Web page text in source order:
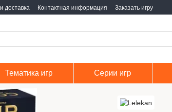
доставка Контактная информация Заказать игру
Тематика игр Серии игр